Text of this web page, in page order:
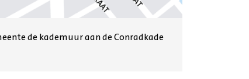
de kademuur aan de Conradkade